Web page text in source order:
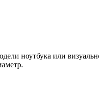
ноутбука или